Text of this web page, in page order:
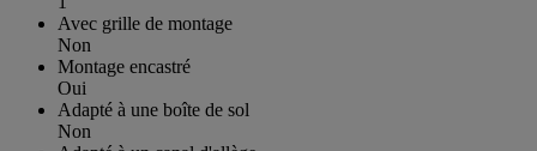
Avec grille de montage
Non
Montage encastré
Oui
Adapté à une boîte de sol
Non